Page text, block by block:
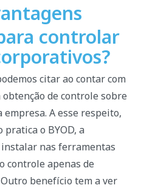
controlar
citar ao contar com
obtenção de controle sobre
A esse respeito,
pratica o BYOD, a
nas ferramentas
controle apenas de
Outro benefício tem a ver